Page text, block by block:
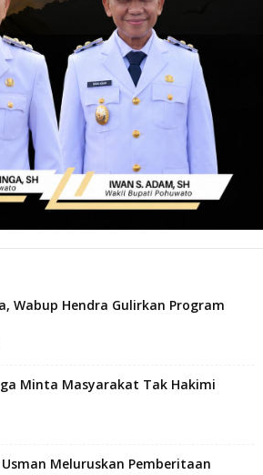
Wabup Hendra Gulirkan Program
Minta Masyarakat Tak Hakimi
Meluruskan Pemberitaan